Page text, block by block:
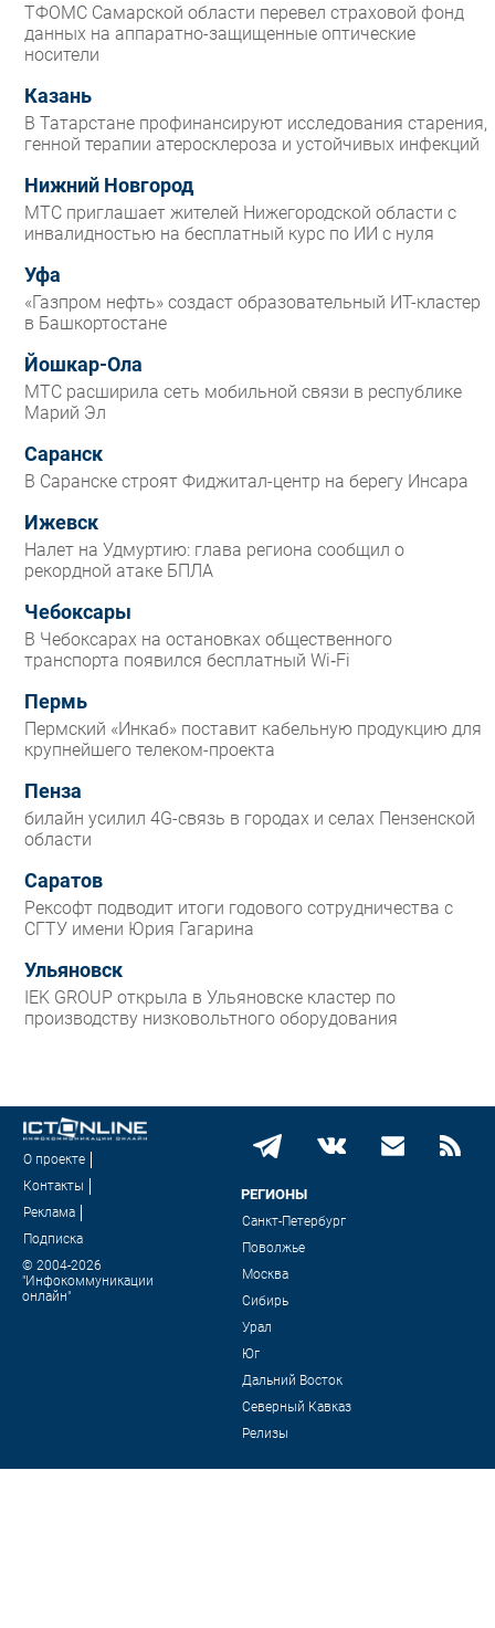
ТФОМС Самарской области перевел страховой фонд
данных на аппаратно-защищенные оптические
носители
Казань
В Татарстане профинансируют исследования старения,
генной терапии атеросклероза и устойчивых инфекций
Нижний Новгород
МТС приглашает жителей Нижегородской области с
инвалидностью на бесплатный курс по ИИ с нуля
Уфа
«Газпром нефть» создаст образовательный ИТ-кластер
в Башкортостане
Йошкар-Ола
МТС расширила сеть мобильной связи в республике
Марий Эл
Саранск
В Саранске строят Фиджитал-центр на берегу Инсара
Ижевск
Налет на Удмуртию: глава региона сообщил о
рекордной атаке БПЛА
Чебоксары
В Чебоксарах на остановках общественного
транспорта появился бесплатный Wi‑Fi
Пермь
Пермский «Инкаб» поставит кабельную продукцию для
крупнейшего телеком-проекта
Пенза
билайн усилил 4G-связь в городах и селах Пензенской
области
Саратов
Рексофт подводит итоги годового сотрудничества с
СГТУ имени Юрия Гагарина
Ульяновск
IEK GROUP открыла в Ульяновске кластер по
производству низковольтного оборудования
О проекте
Контакты
Реклама
Подписка
© 2004-2026
"Инфокоммуникации
онлайн"
РЕГИОНЫ
Санкт-Петербург
Поволжье
Москва
Сибирь
Урал
Юг
Дальний Восток
Северный Кавказ
Релизы